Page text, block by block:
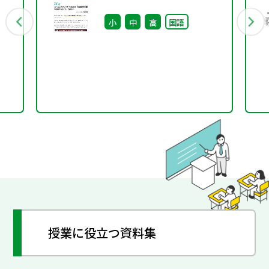
書を聴きなおす」配信中
小 中 高 国語
授業に役立つ資料集